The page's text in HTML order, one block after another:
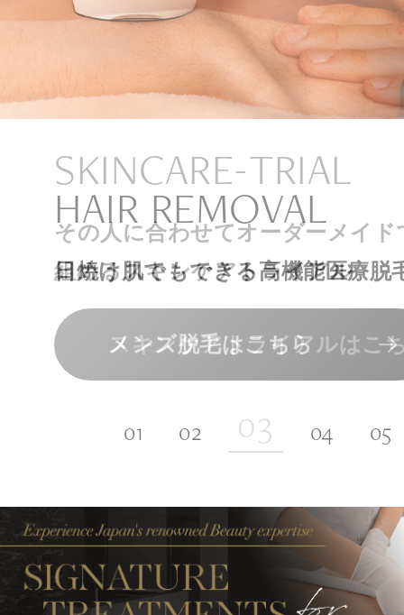
SIGNATURE
リラックスできる落ち着いた空間
上質な美容医療サービスを提供し
人気メニューはこちら
HAIR REMOVAL
日焼け肌でもできる高機能医療脱
メンズ脱毛はこちら
SKINCARE-TRIAL
その人に合わせてオーダーメイド
組めるスキンケアトライアル
スキンケアトライアルはこ
PHILOSOPHY
“男性”特化の美容
コンセプトはこちら
ナチュラル アンチエイ
内側から若々しく健康な身体へ
エクソソーム療法はこちら
NAD+点滴はこちら
INVITATION
メンバーシップを、最高のギフト
メンバーシップのご案内